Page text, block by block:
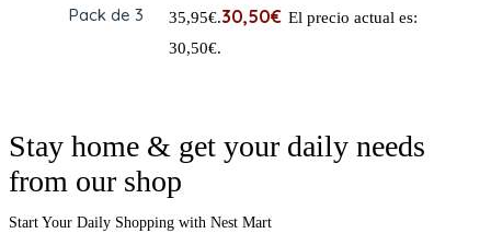
35,95€.30,50€ El precio actual es:
30,50€.
Stay home & get your daily needs
from our shop
Start Your Daily Shopping with Nest Mart